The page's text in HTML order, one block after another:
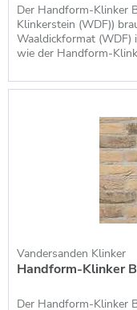
mit
Der Klinker-
Firmenphilosophie
definiert:
Selbstzweck,
Wohlbefinden. Ob
die Kunden, die
zur Schaffung des
Verantwortung,
Der Handform-Klinker
Klinkerstein (WDF))
Waaldickformat (WDF)
wie der Handform-
produziert werden,
Vandersanden Klinker
Handform-Klinker
Der Handform-Klinker